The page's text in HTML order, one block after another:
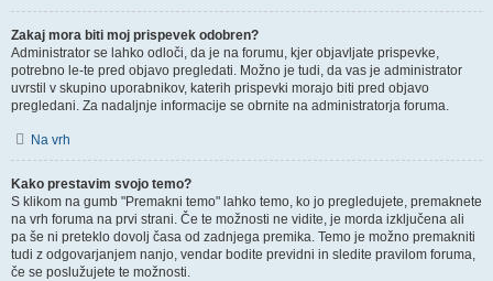
Zakaj mora biti moj prispevek odobren?
Administrator se lahko odloči, da je na forumu, kjer objavljate prispevke,
potrebno le-te pred objavo pregledati. Možno je tudi, da vas je administrator
uvrstil v skupino uporabnikov, katerih prispevki morajo biti pred objavo
pregledani. Za nadaljnje informacije se obrnite na administratorja foruma.
Na vrh
Kako prestavim svojo temo?
S klikom na gumb "Premakni temo" lahko temo, ko jo pregledujete, premaknete
na vrh foruma na prvi strani. Če te možnosti ne vidite, je morda izključena ali
pa še ni preteklo dovolj časa od zadnjega premika. Temo je možno premakniti
tudi z odgovarjanjem nanjo, vendar bodite previdni in sledite pravilom foruma,
če se poslužujete te možnosti.